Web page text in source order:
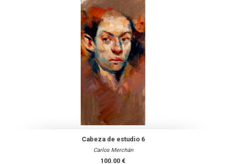
Cabeza de estudio 6
Carlos Merchán
100.00 €